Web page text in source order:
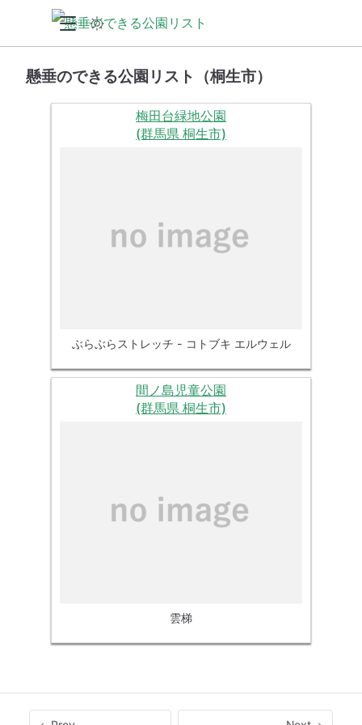
懸垂のできる公園リスト（桐生市）
梅田台緑地公園
(群馬県 桐生市)
ぶらぶらストレッチ - コトブキ エルウェル
間ノ島児童公園
(群馬県 桐生市)
雲梯